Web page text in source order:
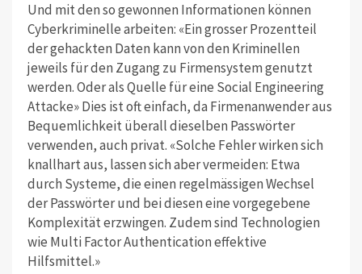
Und mit den so gewonnen Informationen können
Cyberkriminelle arbeiten: «Ein grosser Prozentteil
der gehackten Daten kann von den Kriminellen
jeweils für den Zugang zu Firmensystem genutzt
werden. Oder als Quelle für eine Social Engineering
Attacke» Dies ist oft einfach, da Firmenanwender aus
Bequemlichkeit überall dieselben Passwörter
verwenden, auch privat. «Solche Fehler wirken sich
knallhart aus, lassen sich aber vermeiden: Etwa
durch Systeme, die einen regelmässigen Wechsel
der Passwörter und bei diesen eine vorgegebene
Komplexität erzwingen. Zudem sind Technologien
wie Multi Factor Authentication effektive
Hilfsmittel.»